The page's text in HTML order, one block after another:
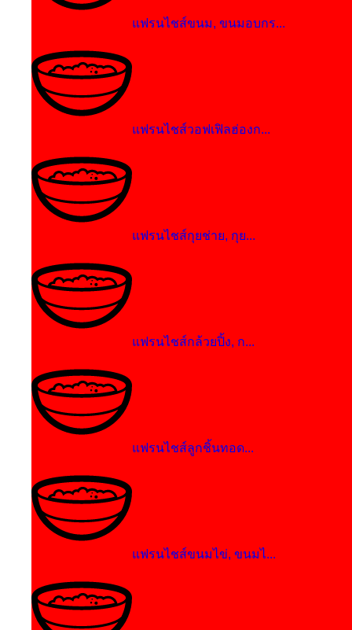
แฟรนไชส์ขนม, ขนมอบกร...
แฟรนไชส์วอฟเฟิลฮ่องก...
แฟรนไชส์กุยช่าย, กุย...
แฟรนไชส์กล้วยปิ้ง, ก...
แฟรนไชส์ลูกชิ้นทอด...
แฟรนไชส์ขนมไข่, ขนมไ...